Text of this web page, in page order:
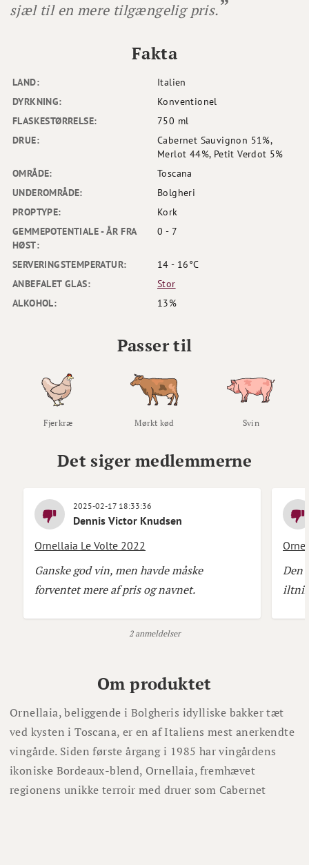
sjæl til en mere tilgængelig pris.
LAND:
Italien
DYRKNING:
Konventionel
FLASKESTØRRELSE:
750 ml
DRUE:
Cabernet Sauvignon 51%,
Merlot 44%, Petit Verdot 5%
OMRÅDE:
Toscana
UNDEROMRÅDE:
Bolgheri
PROPTYPE:
Kork
GEMMEPOTENTIALE - ÅR FRA
HØST:
0 - 7
SERVERINGSTEMPERATUR:
14 - 16°C
ANBEFALET GLAS:
Stor
ALKOHOL:
13%
Fakta
Passer til
Fjerkræ Mørkt kød Svin
Det siger medlemmerne
2025-02-17 18:33:36
Dennis Victor Knudsen
Ornellaia Le Volte 2022
Ganske god vin, men havde måske
forventet mere af pris og navnet.
Den
2 anmeldelser
Om produktet
Ornellaia, beliggende i Bolgheris idylliske bakker tæt
ved kysten i Toscana, er en af Italiens mest anerkendte
vingårde. Siden første årgang i 1985 har vingårdens
ikoniske Bordeaux-blend, Ornellaia, fremhævet
regionens unikke terroir med druer som Cabernet